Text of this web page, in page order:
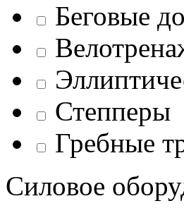
Беговые
Степперы
Гребные
Силовое